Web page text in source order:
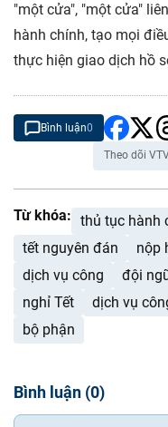
"một cửa", "một cửa"
hành chính, tạo mọi
thực hiện giao dịch hồ
Bình luận0
Theo dõi
Từ khóa: thủ tục hành
tết nguyên đán
nộp
dịch vụ công
đội
nghỉ Tết
dịch vụ
bộ phận
Bình luận (0)